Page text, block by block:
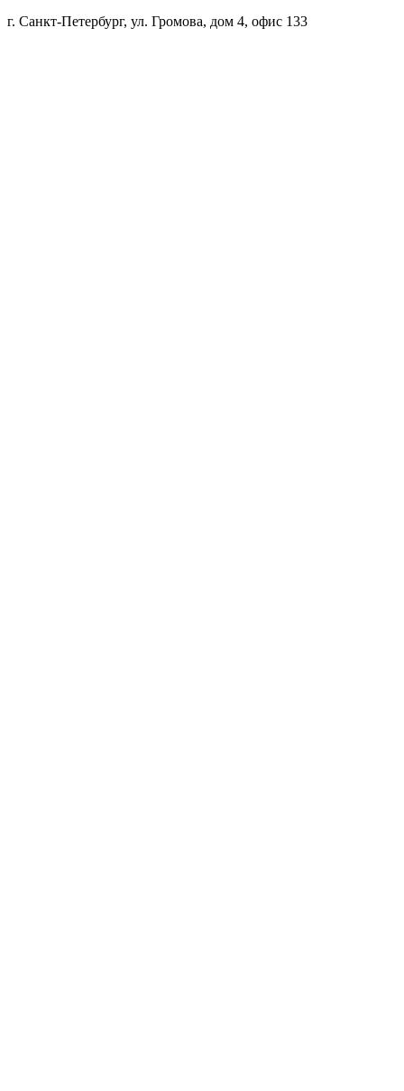
г. Санкт-Петербург, ул. Громова, дом 4, офис 133